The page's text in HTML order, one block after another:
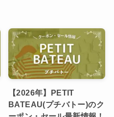
【2026年】PETIT
BATEAU(プチバトー)のク